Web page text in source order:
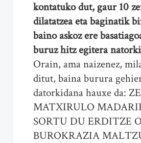
kontatuko dut, gaur 10
dilatatzea eta baginatik
baino askoz ere
buruz hitz egitera
Orain, ama naizenez,
ditut, baina burura
datorkidana hauxe da:
MATXIRULO
SORTU DU ERDITZE
BUROKRAZIA